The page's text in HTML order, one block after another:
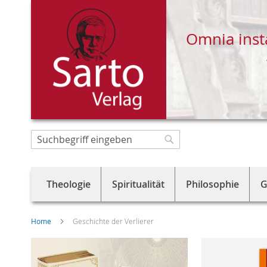
Direkt
zum
Omnia
Suche
Theologie Spiritualität Philosophie
Home Geschichte der Verlierer